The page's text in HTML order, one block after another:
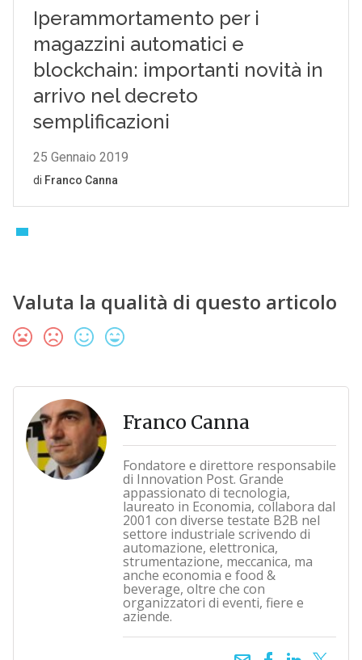
Valuta la qualità di questo articolo
Franco Canna
Fondatore e direttore responsabile
di Innovation Post. Grande
appassionato di tecnologia,
laureato in Economia, collabora dal
2001 con diverse testate B2B nel
settore industriale scrivendo di
automazione, elettronica,
strumentazione, meccanica, ma
anche economia e food &
beverage, oltre che con
organizzatori di eventi, fiere e
aziende.